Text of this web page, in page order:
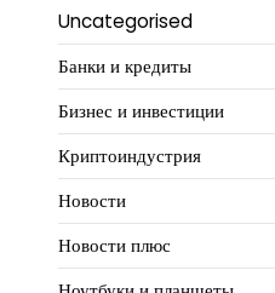
Uncategorised
Банки и кредиты
Бизнес и инвестиции
Криптоиндустрия
Новости
Новости плюс